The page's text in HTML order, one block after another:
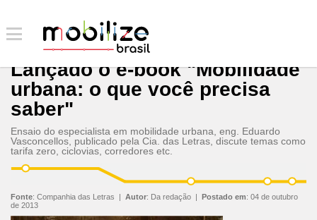
Lançado o e-book "Mobilidade
urbana: o que você precisa
saber"
Ensaio do especialista em mobilidade urbana, eng. Eduardo
Vasconcellos, publicado pela Cia. das Letras, discute temas como
tarifa zero, ciclovias, corredores etc.
Fonte: Companhia das Letras | Autor: Da redação | Postado em: 04 de outubro
de 2013